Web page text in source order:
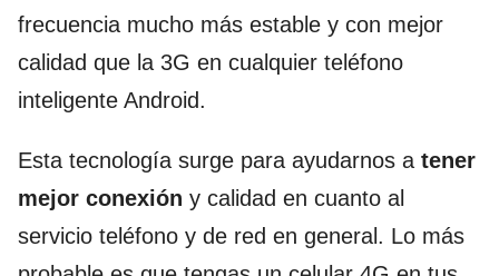
frecuencia mucho más estable y con mejor
calidad que la 3G en cualquier teléfono
inteligente Android.
Esta tecnología surge para ayudarnos a tener
mejor conexión y calidad en cuanto al
servicio teléfono y de red en general. Lo más